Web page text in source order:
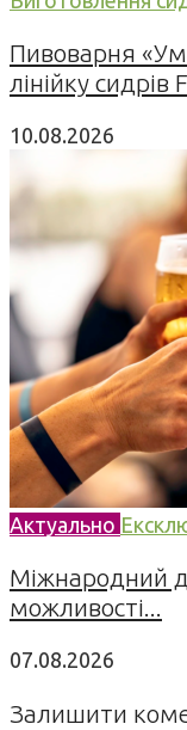
Пивоварня
лінійку сидрів
10.08.2026
Актуально
Міжнародний
можливості...
07.08.2026
Залишити